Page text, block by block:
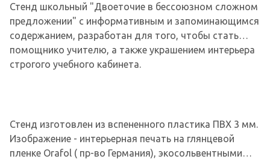
Стенд школьный "Двоеточие в бессоюзном сложном
предложении" с информативным и запоминающимся
содержанием, разработан для того, чтобы стать
помощнико учителю, а также украшением интерьера
строгого учебного кабинета.
Стенд изготовлен из вспененного пластика ПВХ 3 мм.
Изображение - интерьерная печать на глянцевой
пленке Orafol ( пр-во Германия), экосольвентными